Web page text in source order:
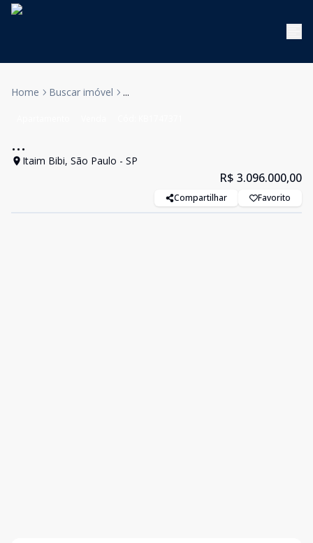
Home Buscar imóvel ...
...
Itaim Bibi, São Paulo - SP
R$ 3.096.000,00
Compartilhar Favorito